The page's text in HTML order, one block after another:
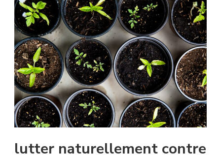
lutter naturellement contre